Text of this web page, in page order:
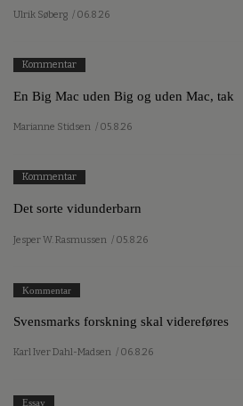
Ulrik Søberg / 06.8.26
Kommentar
En Big Mac uden Big og uden Mac, tak
Marianne Stidsen / 05.8.26
Kommentar
Det sorte vidunderbarn
Jesper W. Rasmussen / 05.8.26
Kommentar
Svensmarks forskning skal videreføres
Karl Iver Dahl-Madsen / 06.8.26
Essay